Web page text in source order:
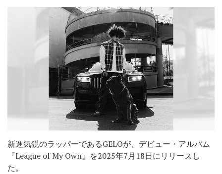
新進気鋭のラッパーであるGELOが、デビュー・アルバム
『League of My Own』を2025年7月18日にリリースし
た。